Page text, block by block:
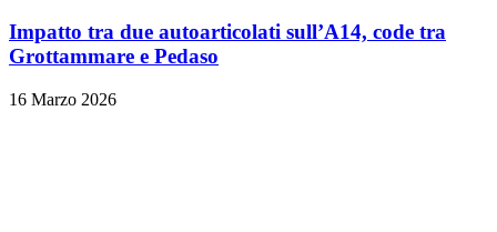
Impatto tra due autoarticolati sull’A14, code tra
Grottammare e Pedaso
16 Marzo 2026